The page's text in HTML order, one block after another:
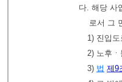
다. 해당 사
로서 그
1) 진입
2) 노후
3) 법 제9